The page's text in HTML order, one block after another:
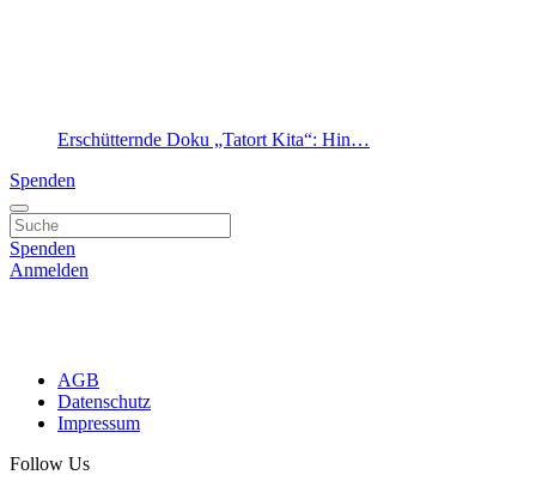
Erschütternde Doku „Tatort Kita“: Hin…
Spenden
Spenden
Anmelden
AGB
Datenschutz
Impressum
Follow Us